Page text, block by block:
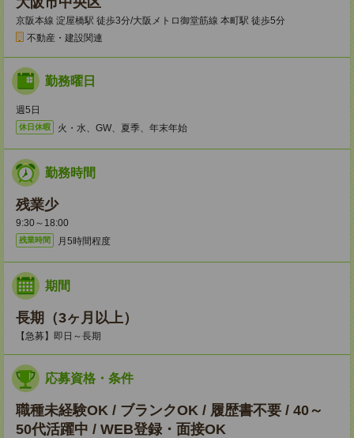
京阪本線 淀屋橋駅 徒歩3分/大阪メトロ御堂筋線 本町駅 徒歩5分
不動産・建設関連
勤務曜日
週5日
休日休暇 火・水、GW、夏季、年末年始
勤務時間
残業少
9:30～18:00
残業時間 月5時間程度
期間
長期（3ヶ月以上）
【急募】即日～長期
応募資格・条件
職種未経験OK / ブランクOK / 履歴書不要 / 40～
50代活躍中 / WEB登録・面接OK